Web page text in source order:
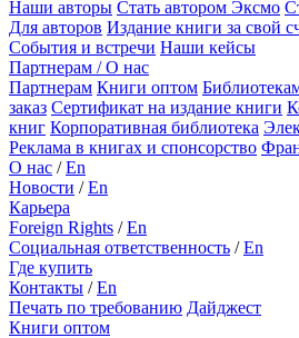
Наши авторы Стать автором Эксмо
Для авторов Издание книги за свой
События и встречи Наши кейсы
Партнерам / О нас
Партнерам Книги оптом
заказ Сертификат на издание книги
книг Корпоративная библиотека
Реклама в книгах и спонсорство
О нас /En
Новости /En
Карьера
Foreign Rights /En
Социальная ответственность /En
Где купить
Контакты /En
Печать по требованию Дайджест
Книги оптом